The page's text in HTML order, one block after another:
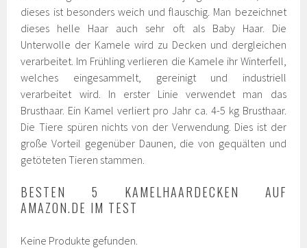
dieses ist besonders weich und flauschig. Man bezeichnet
dieses helle Haar auch sehr oft als Baby Haar. Die
Unterwolle der Kamele wird zu Decken und dergleichen
verarbeitet. Im Frühling verlieren die Kamele ihr Winterfell,
welches eingesammelt, gereinigt und industriell
verarbeitet wird. In erster Linie verwendet man das
Brusthaar. Ein Kamel verliert pro Jahr ca. 4-5 kg Brusthaar.
Die Tiere spüren nichts von der Verwendung. Dies ist der
große Vorteil gegenüber Daunen, die von gequälten und
getöteten Tieren stammen.
BESTEN 5 KAMELHAARDECKEN AUF
AMAZON.DE IM TEST
Keine Produkte gefunden.